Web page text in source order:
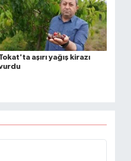
aşırı yağış kirazı